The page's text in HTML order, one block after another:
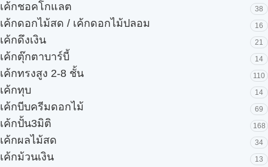
เค้กชอคโกแลต 38
เค้กดอกไม้สด / เค้กดอกไม้ปลอม 16
เค้กดึงเงิน 21
เค้กตุ๊กตาบาร์บี้ 14
เค้กทรงสูง 2-8 ชั้น 110
เค้กทุบ 14
เค้กบีบครีมดอกไม้ 69
เค้กปั้น3มิติ 168
เค้กผลไม้สด 34
เค้กม้วนเงิน 13